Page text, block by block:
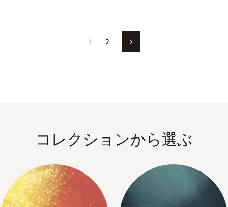
1 2 次
の
コレクションから選ぶ